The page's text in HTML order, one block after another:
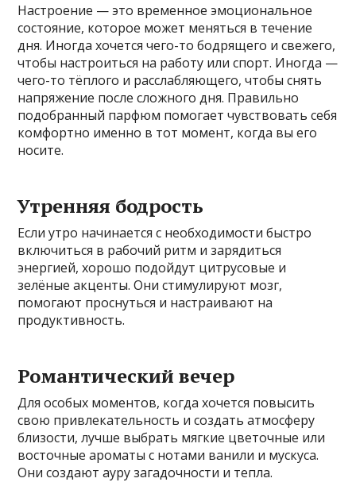
Настроение — это временное эмоциональное
состояние, которое может меняться в течение
дня. Иногда хочется чего-то бодрящего и свежего,
чтобы настроиться на работу или спорт. Иногда —
чего-то тёплого и расслабляющего, чтобы снять
напряжение после сложного дня. Правильно
подобранный парфюм помогает чувствовать себя
комфортно именно в тот момент, когда вы его
носите.
Утренняя бодрость
Если утро начинается с необходимости быстро
включиться в рабочий ритм и зарядиться
энергией, хорошо подойдут цитрусовые и
зелёные акценты. Они стимулируют мозг,
помогают проснуться и настраивают на
продуктивность.
Романтический вечер
Для особых моментов, когда хочется повысить
свою привлекательность и создать атмосферу
близости, лучше выбрать мягкие цветочные или
восточные ароматы с нотами ванили и мускуса.
Они создают ауру загадочности и тепла.